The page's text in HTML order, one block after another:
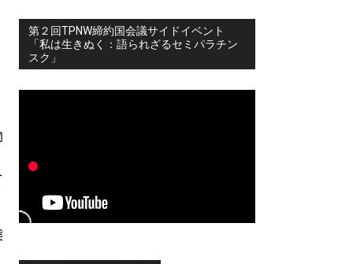
第２回TPNW締約国会議サイドイベント
「私は生きぬく：語られざるセミパラチン
スク」